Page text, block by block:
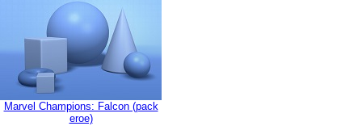
Marvel Champions: Falcon (pack
eroe)